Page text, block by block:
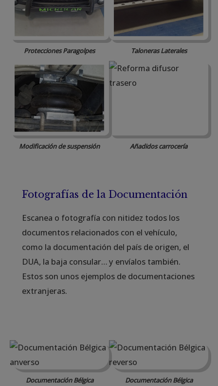
Protecciones Paragolpes Taloneras Laterales
Modificación de suspensión Añadidos carrocería
Fotografías de la Documentación
Escanea o fotografía con nitidez todos los
documentos relacionados con el vehículo,
como la documentación del país de origen, el
DUA, la baja consular… y envíalos también.
Estos son unos ejemplos de documentaciones
extranjeras.
Documentación Bélgica Documentación Bélgica